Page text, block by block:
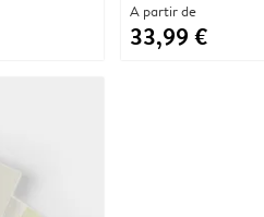
A partir de
33,99 €